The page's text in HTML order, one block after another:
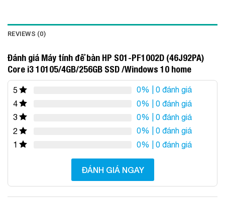
REVIEWS (0)
Đánh giá Máy tính để bàn HP S01-PF1002D (46J92PA)
Core i3 10105/4GB/256GB SSD /Windows 10 home
5 0% | 0 đánh giá
4
0% | 0 đánh giá
3
0% | 0 đánh giá
2
0% | 0 đánh giá
1
0% | 0 đánh giá
ĐÁNH GIÁ NGAY